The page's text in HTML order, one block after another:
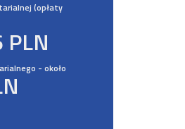
(opłaty
- około